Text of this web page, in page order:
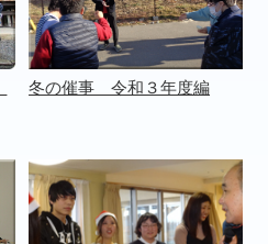
冬の催事 令和３年度編